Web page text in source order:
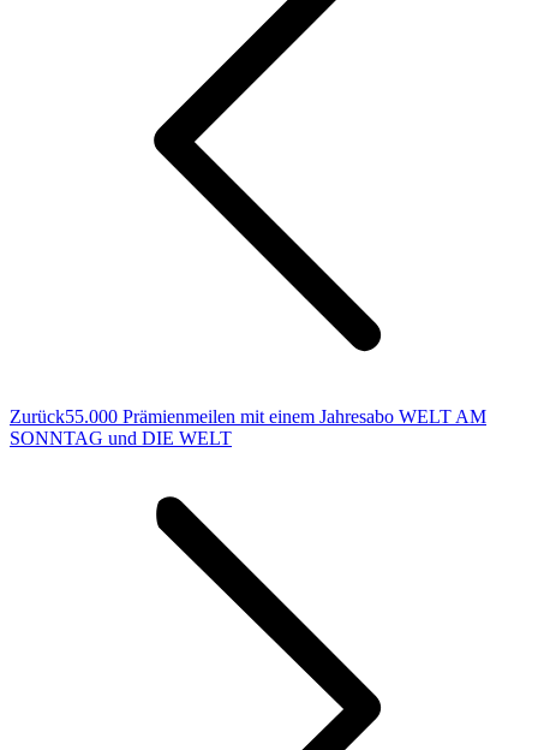
ZurückVorheriger
Beitrag:
55.000 Prämienmeilen mit einem Jahresabo WELT AM
SONNTAG und DIE WELT